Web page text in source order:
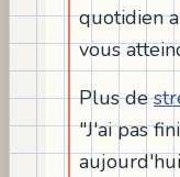
quotidien
vous
Plus de
"J'ai pas